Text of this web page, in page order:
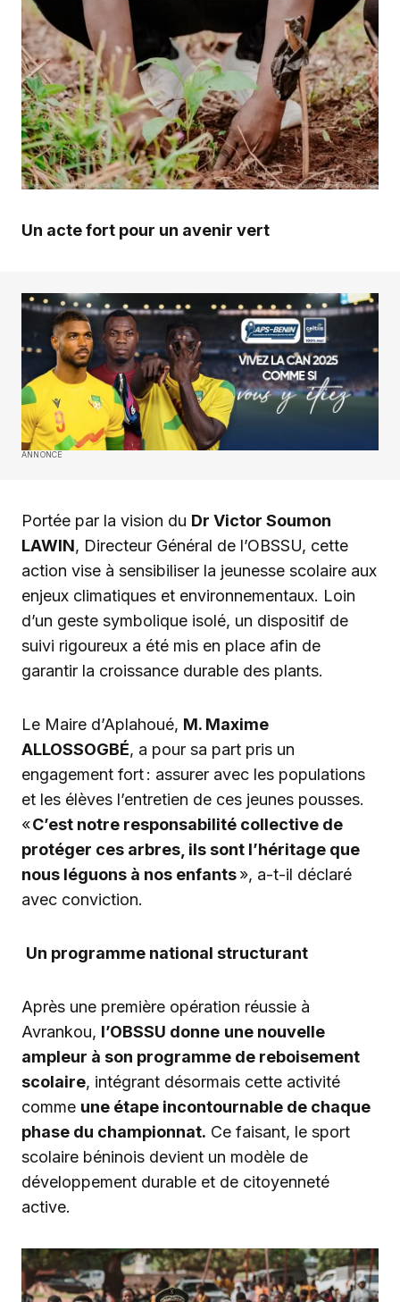
Un acte fort pour un avenir vert
ANNONCE
Portée par la vision du Dr Victor Soumon
LAWIN, Directeur Général de l’OBSSU, cette
action vise à sensibiliser la jeunesse scolaire aux
enjeux climatiques et environnementaux. Loin
d’un geste symbolique isolé, un dispositif de
suivi rigoureux a été mis en place afin de
garantir la croissance durable des plants.
Le Maire d’Aplahoué, M. Maxime
ALLOSSOGBÉ, a pour sa part pris un
engagement fort : assurer avec les populations
et les élèves l’entretien de ces jeunes pousses.
«C’est notre responsabilité collective de
protéger ces arbres, ils sont l’héritage que
nous léguons à nos enfants», a-t-il déclaré
avec conviction.
Un programme national structurant
Après une première opération réussie à
Avrankou, l’OBSSU donne une nouvelle
ampleur à son programme de reboisement
scolaire, intégrant désormais cette activité
comme une étape incontournable de chaque
phase du championnat. Ce faisant, le sport
scolaire béninois devient un modèle de
développement durable et de citoyenneté
active.